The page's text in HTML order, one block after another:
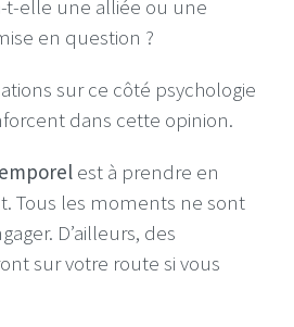
t-elle une alliée ou une
en question ?
sur ce côté psychologie
dans cette opinion.
est à prendre en
Tous les moments ne sont
D’ailleurs, des
sur votre route si vous